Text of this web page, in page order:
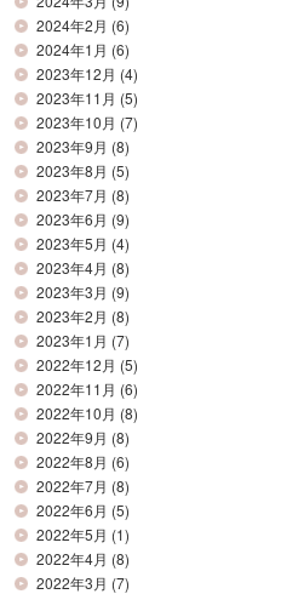
2024年2月 (6)
2024年1月 (6)
2023年12月 (4)
2023年11月 (5)
2023年10月 (7)
2023年9月 (8)
2023年8月 (5)
2023年7月 (8)
2023年6月 (9)
2023年5月 (4)
2023年4月 (8)
2023年3月 (9)
2023年2月 (8)
2023年1月 (7)
2022年12月 (5)
2022年11月 (6)
2022年10月 (8)
2022年9月 (8)
2022年8月 (6)
2022年7月 (8)
2022年6月 (5)
2022年5月 (1)
2022年4月 (8)
2022年3月 (7)